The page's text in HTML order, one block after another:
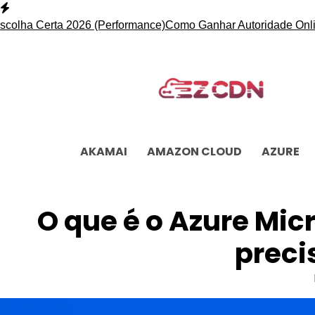
Skip
toCerta 2026 (Performance)Como Ganhar Autoridade Online
AKAMAI AMAZON CLOUD AZURE
O que é o Azure